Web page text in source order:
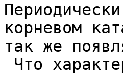
корневом
так же